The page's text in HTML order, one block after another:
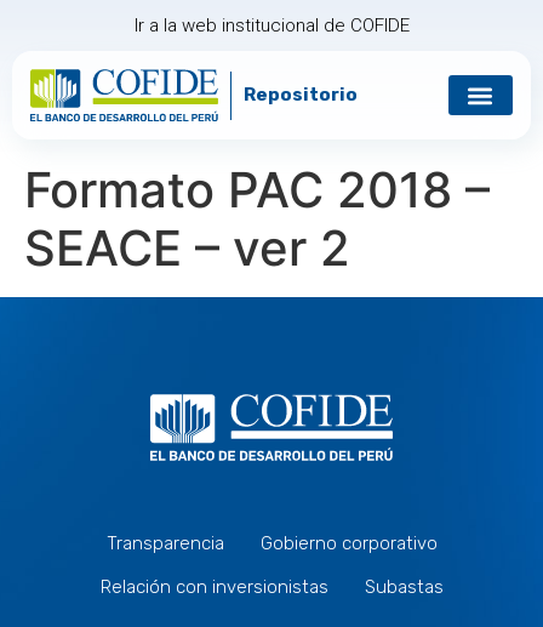
Ir a la web institucional de COFIDE
Repositorio
Formato PAC 2018 –
SEACE – ver 2
Transparencia
Gobierno corporativo
Relación con inversionistas
Subastas